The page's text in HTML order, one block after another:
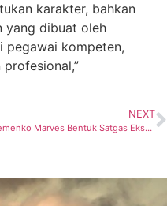
karakter, bahkan
yang dibuat oleh
pegawai kompeten,
NEXT
Kemenko Marves Bentuk Satgas Ekspor Mineral